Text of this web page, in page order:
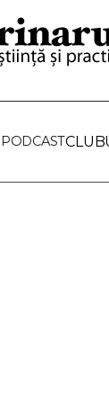
PODCAST